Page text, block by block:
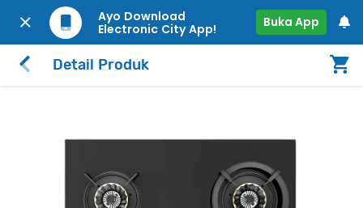
Ayo Download
Electronic City App!
Buka App
Detail Produk